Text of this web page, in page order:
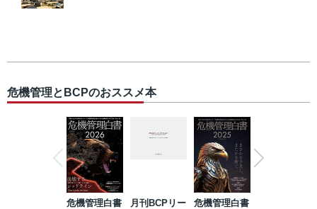
危機管理とBCPのおススメ本
危機管理白書
月刊BCPリー
危機管理白書